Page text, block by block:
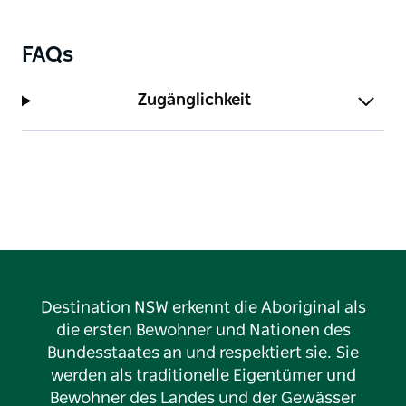
Sie sich auf einer Höhe von 500 Metern über dem
FAQs
Zugänglichkeit
Destination NSW erkennt die Aboriginal als
die ersten Bewohner und Nationen des
Bundesstaates an und respektiert sie. Sie
werden als traditionelle Eigentümer und
Bewohner des Landes und der Gewässer